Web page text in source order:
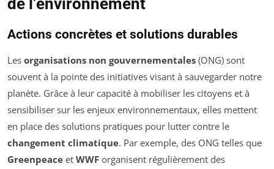
de l’environnement
Actions concrètes et solutions durables
Les organisations non gouvernementales (ONG) sont
souvent à la pointe des initiatives visant à sauvegarder notre
planète. Grâce à leur capacité à mobiliser les citoyens et à
sensibiliser sur les enjeux environnementaux, elles mettent
en place des solutions pratiques pour lutter contre le
changement climatique. Par exemple, des ONG telles que
Greenpeace et WWF organisent régulièrement des